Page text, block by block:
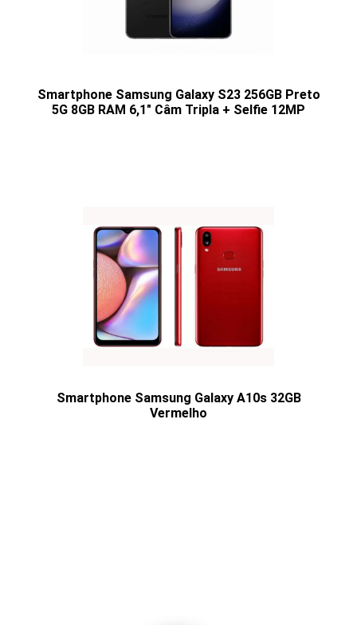
Smartphone Samsung Galaxy S23 256GB Preto
5G 8GB RAM 6,1" Câm Tripla + Selfie 12MP
Smartphone Samsung Galaxy A10s 32GB
Vermelho